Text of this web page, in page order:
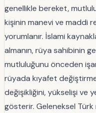
genellikle bereket,
kişinin manevi ve maddi
yorumlanır. İslami
almanın, rüya sahibinin
mutluluğunu önceden
rüyada kıyafet
değişikliğini, yükselişi ve
gösterir. Geleneksel